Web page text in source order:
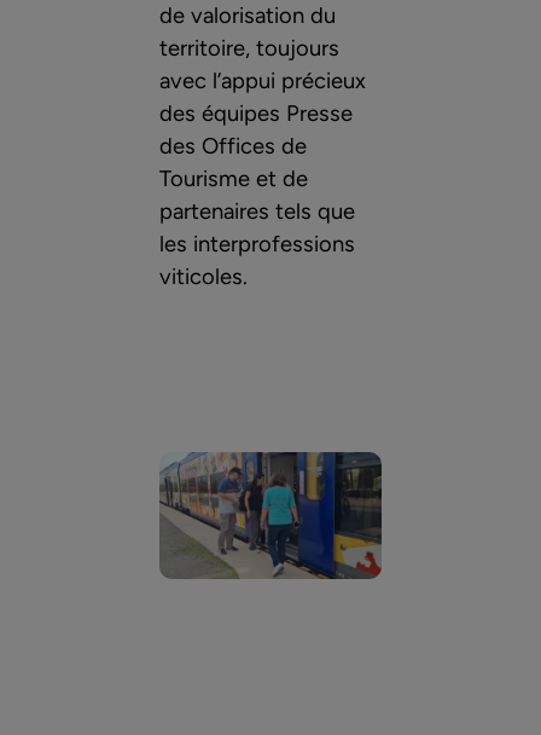
de valorisation du
territoire, toujours
avec l’appui précieux
des équipes Presse
des Offices de
Tourisme et de
partenaires tels que
les interprofessions
viticoles.